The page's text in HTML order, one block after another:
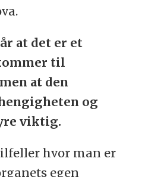
at det er et
til
at den
og
viktig.
hvor man er
egen